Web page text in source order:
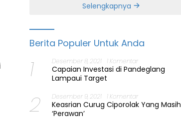
Selengkapnya
Berita Populer Untuk Anda
1 Desember 8, 2021 1 Komentar
Capaian Investasi di Pandeglang
Lampaui Target
2 Desember 9, 2021 1 Komentar
Keasrian Curug Ciporolak Yang Masih
‘Perawan’